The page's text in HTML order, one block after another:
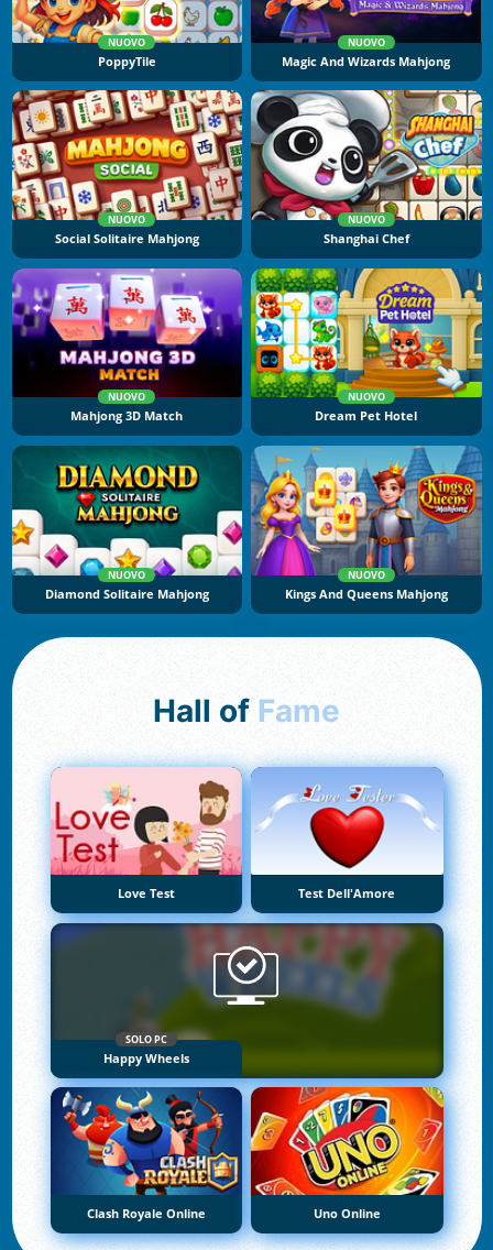
NUOVO
PoppyTile
NUOVO
Magic And Wizards Mahjong
NUOVO
Social Solitaire Mahjong
NUOVO
Shanghai Chef
NUOVO
Mahjong 3D Match
NUOVO
Dream Pet Hotel
NUOVO
Diamond Solitaire Mahjong
NUOVO
Kings And Queens Mahjong
Hall of Fame
Love Test Test Dell'Amore
SOLO PC
Happy Wheels
Clash Royale Online Uno Online